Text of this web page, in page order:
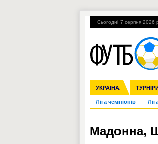
Сьогодні 7 серпня 2026
УКРАЇНА
Збірна Прем'єр-
Ліга чемпіонів
Англія Іспанія
ЧС-2014 ЄВРО-
Гарячі теми УПЛ, 1-
Мадонна,